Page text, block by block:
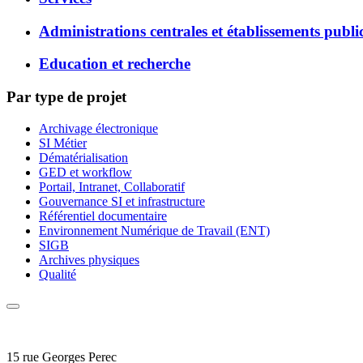
Administrations centrales et établissements
Education et recherche
Par type de projet
Archivage électronique
SI Métier
Dématérialisation
GED et workflow
Portail, Intranet, Collaboratif
Gouvernance SI et infrastructure
Référentiel documentaire
Environnement Numérique de Travail (ENT)
SIGB
Archives physiques
Qualité
15 rue Georges Perec